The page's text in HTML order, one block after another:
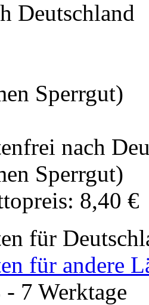
Deutschland
Sperrgut)
nach
Sperrgut)
8,40 €
für
für andere
7 Werktage